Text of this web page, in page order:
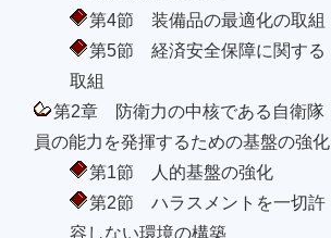
第4節 装備品の最適化の取組
第5節 経済安全保障に関する
取組
第2章 防衛力の中核である自衛隊
員の能力を発揮するための基盤の強化
第1節 人的基盤の強化
第2節 ハラスメントを一切許
容しない環境の構築